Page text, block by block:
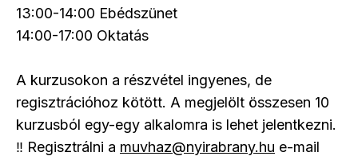
13:00-14:00 Ebédszünet
14:00-17:00 Oktatás
A kurzusokon a részvétel ingyenes, de
regisztrációhoz kötött. A megjelölt összesen 10
kurzusból egy-egy alkalomra is lehet jelentkezni.
‼️ Regisztrálni a muvhaz@nyirabrany.hu e-mail